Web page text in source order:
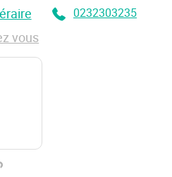
0232303235
vous
grise